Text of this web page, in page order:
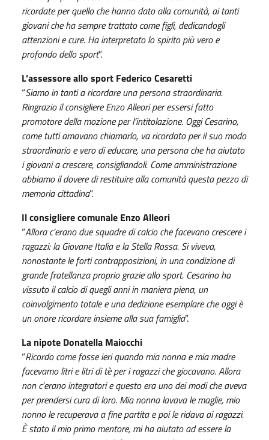
ricordate per quello che hanno dato alla comunità, ai tanti
giovani che ha sempre trattato come figli, dedicandogli
attenzioni e cure. Ha interpretato lo spirito più vero e
profondo dello sport”.
L’assessore allo sport Federico Cesaretti
“Siamo in tanti a ricordare una persona straordinaria.
Ringrazio il consigliere Enzo Alleori per essersi fatto
promotore della mozione per l’intitolazione. Oggi Cesarino,
come tutti amavano chiamarlo, va ricordato per il suo modo
straordinario e vero di educare, una persona che ha aiutato
i giovani a crescere, consigliandoli. Come amministrazione
abbiamo il dovere di restituire alla comunità questa pezzo di
memoria cittadina”.
Il consigliere comunale Enzo Alleori
“Allora c’erano due squadre di calcio che facevano crescere i
ragazzi: la Giovane Italia e la Stella Rossa. Si viveva,
nonostante le forti contrapposizioni, in una condizione di
grande fratellanza proprio grazie allo sport. Cesarino ha
vissuto il calcio di quegli anni in maniera piena, un
coinvolgimento totale e una dedizione esemplare che oggi è
un onore ricordare insieme alla sua famiglia”.
La nipote Donatella Maiocchi
“Ricordo come fosse ieri quando mia nonna e mia madre
facevamo litri e litri di tè per i ragazzi che giocavano. Allora
non c’erano integratori e questo era uno dei modi che aveva
per prendersi cura di loro. Mia nonna lavava le maglie, mio
nonno le recuperava a fine partita e poi le ridava ai ragazzi.
È stato il mio primo mentore, mi ha aiutato ad essere la